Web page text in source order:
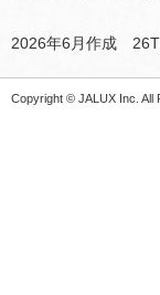
2026年6月作成
Copyright © JALUX Inc. All